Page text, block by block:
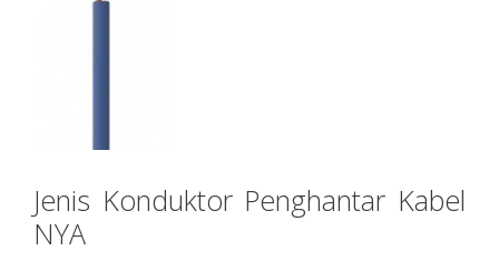
Jenis Konduktor Penghantar Kabel
NYA